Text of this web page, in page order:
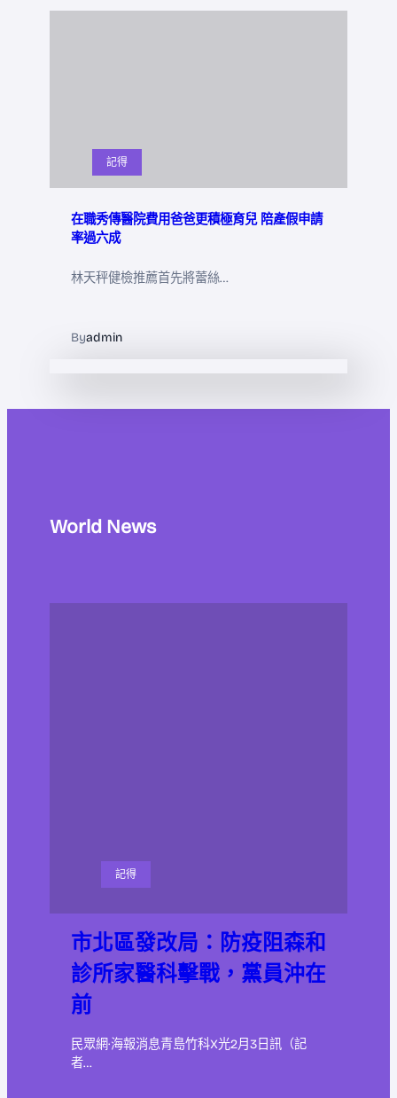
記得
在職秀傳醫院費用爸爸更積極育兒 陪產假申請
率過六成
林天秤健檢推薦首先將蕾絲…
Byadmin
World News
記得
市北區發改局：防疫阻森和
診所家醫科擊戰，黨員沖在
前
民眾網·海報消息青島竹科X光2月3日訊（記
者…